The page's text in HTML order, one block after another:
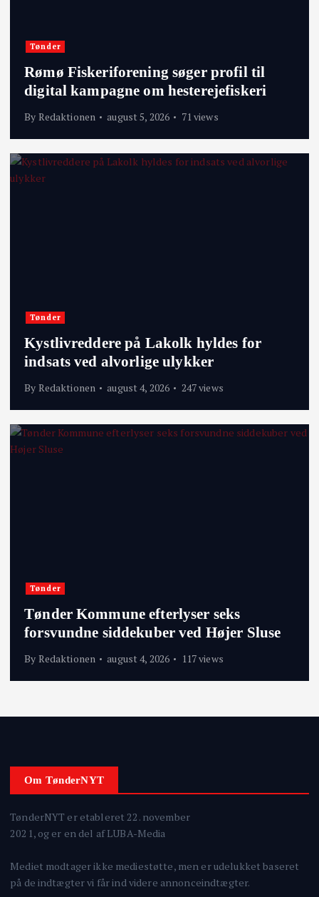
Tønder
Rømø Fiskeriforening søger profil til
digital kampagne om hesterejefiskeri
By Redaktionen august 5, 2026 71 views
Tønder
Kystlivreddere på Lakolk hyldes for
indsats ved alvorlige ulykker
By Redaktionen august 4, 2026 247 views
Tønder
Tønder Kommune efterlyser seks
forsvundne siddekuber ved Højer Sluse
By Redaktionen august 4, 2026 117 views
Om TønderNYT
TønderNYT er etableret 22. november
2021, og er en del af LUBA-Media
Mediet modtager ikke mediestøtte, men er udelukket baseret
på de indtægter vi får ind videre annonceindtægter.